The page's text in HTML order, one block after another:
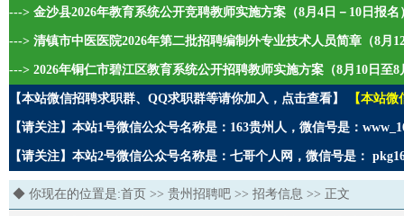
---> 金沙县2026年教育系统公开竞聘教师实施方案（8月4日－10日报名
---> 清镇市中医医院2026年第二批招聘编制外专业技术人员简章（8月
---> 2026年铜仁市碧江区教育系统公开招聘教师实施方案（8月10日至8
【本站微信招聘求职群、QQ求职群等请你加入，点击查看】 【本站
【请关注】本站1号微信公众号名称是：163贵州人，微信号是：
【请关注】本站2号微信公众号名称是：七哥个人网，微信号是：
◆ 你现在的位置是:首页 >> 贵州招聘吧 >> 招考信息 >> 正文